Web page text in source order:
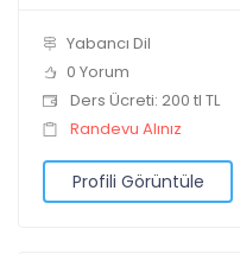
Yabancı Dil
0 Yorum
Ders Ücreti: 200 tl TL
Randevu Alınız
Profili Görüntüle